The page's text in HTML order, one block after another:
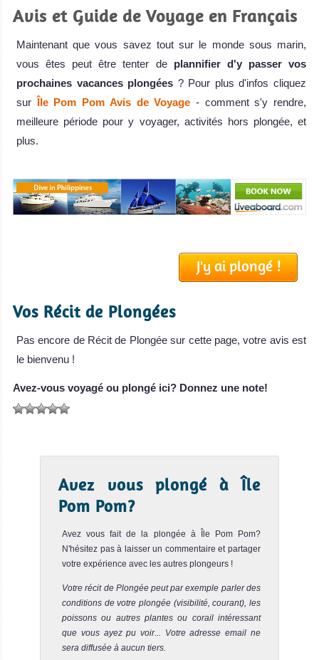
Avis et Guide de Voyage en Français
Maintenant que vous savez tout sur le monde sous marin,
vous êtes peut être tenter de plannifier d'y passer vos
prochaines vacances plongées ? Pour plus d'infos cliquez
sur Île Pom Pom Avis de Voyage - comment s'y rendre,
meilleure période pour y voyager, activités hors plongée, et
plus.
J'y ai plongé !
Vos Récit de Plongées
Pas encore de Récit de Plongée sur cette page, votre avis est
le bienvenu !
Avez-vous voyagé ou plongé ici? Donnez une note!
Avez vous plongé à Île
Pom Pom?
Avez vous fait de la plongée à Île Pom Pom?
N'hésitez pas à laisser un commentaire et partager
votre expérience avec les autres plongeurs !
Votre récit de Plongée peut par exemple parler des
conditions de votre plongée (visibilité, courant), les
poissons ou autres plantes ou corail intéressant
que vous ayez pu voir... Votre adresse email ne
sera diffusée à aucun tiers.